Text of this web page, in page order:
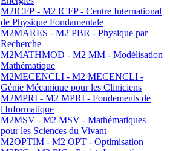
M2ICFP - M2 ICFP - Centre International
de Physique Fondamentale
M2MARES - M2 PBR - Physique par
Recherche
M2MATHMOD - M2 MM - Modélisation
Mathématique
M2MECENCLI - M2 MECENCLI -
Génie Mécanique pour les Cliniciens
M2MPRI - M2 MPRI - Fondements de
l'Informatique
M2MSV - M2 MSV - Mathématiques
pour les Sciences du Vivant
M2OPTIM - M2 OPT - Optimisation